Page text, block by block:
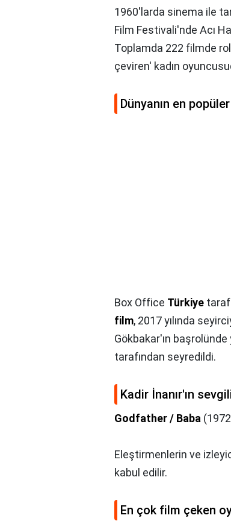
1960'larda sinema ile
Film Festivali'nde Acı
Toplamda 222 filmde
çeviren' kadın
Dünyanın en
Box Office Türkiye
film, 2017 yılında
Gökbakar'ın başrolünde
tarafından seyredildi.
Kadir İnanır'ın
Godfather / Baba
Eleştirmenlerin ve
kabul edilir.
En çok film çeken